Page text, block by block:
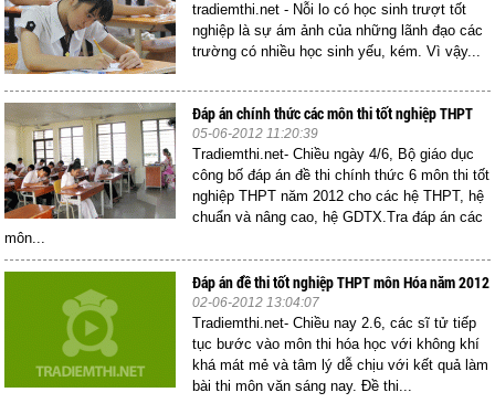
tradiemthi.net - Nỗi lo có học sinh trượt tốt
nghiệp là sự ám ảnh của những lãnh đạo các
trường có nhiều học sinh yếu, kém. Vì vậy...
Đáp án chính thức các môn thi tốt nghiệp THPT
05-06-2012 11:20:39
Tradiemthi.net- Chiều ngày 4/6, Bộ giáo dục
công bố đáp án đề thi chính thức 6 môn thi tốt
nghiệp THPT năm 2012 cho các hệ THPT, hệ
chuẩn và nâng cao, hệ GDTX.Tra đáp án các
môn...
Đáp án đề thi tốt nghiệp THPT môn Hóa năm 2012
02-06-2012 13:04:07
Tradiemthi.net- Chiều nay 2.6, các sĩ tử tiếp
tục bước vào môn thi hóa học với không khí
khá mát mẻ và tâm lý dễ chịu với kết quả làm
bài thi môn văn sáng nay. Đề thi...